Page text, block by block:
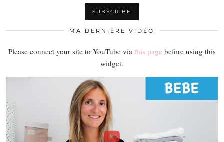
MA DERNIÈRE VIDÉO
Please connect your site to YouTube via this page before using this
widget.